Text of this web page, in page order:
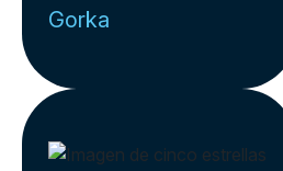
Gorka